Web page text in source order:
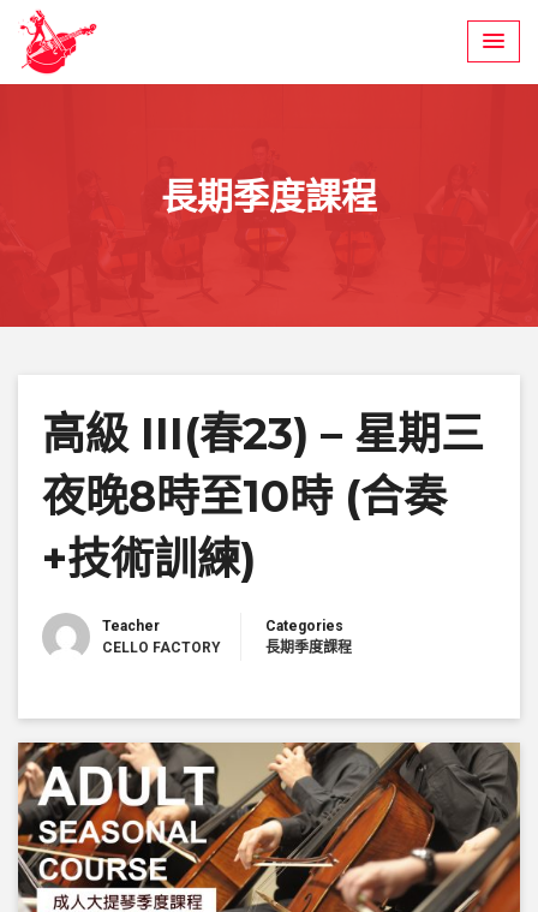
Skip
content
長期季度課程
高級 III(春23) – 星期三
夜晚8時至10時 (合奏
+技術訓練)
Teacher
CELLO FACTORY
Categories
長期季度課程